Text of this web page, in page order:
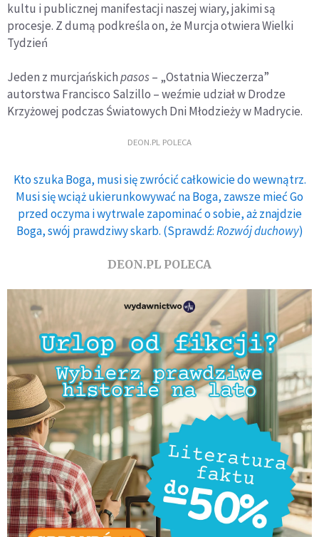
kultu i publicznej manifestacji naszej wiary, jakimi są
procesje. Z dumą podkreśla on, że Murcja otwiera Wielki
Tydzień
Jeden z murcjańskichpasos– „Ostatnia Wieczerza”
autorstwa Francisco Salzillo – weźmie udział w Drodze
Krzyżowej podczas Światowych Dni Młodzieży w Madrycie.
DEON.PL POLECA
Kto szuka Boga, musi się zwrócić całkowicie do wewnątrz.
Musi się wciąż ukierunkowywać na Boga, zawsze mieć Go
przed oczyma i wytrwale zapominać o sobie, aż znajdzie
Boga, swój prawdziwy skarb. (Sprawdź:Rozwój duchowy)
DEON.PL POLECA